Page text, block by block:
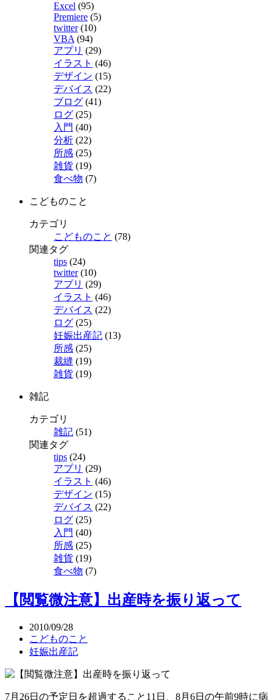
Excel (95)
Premiere (5)
twitter(10)
VBA (94)
アプリ (29)
イラスト (46)
デザイン (15)
デバイス (22)
ブログ (41)
ログ (25)
入門 (40)
分析 (22)
所感 (25)
雑貨 (19)
食べ物 (7)
こどものこと
カテゴリ
こどものこと (78)
関連タグ
tips (24)
twitter(10)
アプリ (29)
イラスト (46)
デバイス (22)
ログ (25)
妊娠出産記 (13)
所感 (25)
裁縫 (19)
雑貨 (19)
雑記
カテゴリ
雑記 (51)
関連タグ
tips (24)
アプリ (29)
イラスト (46)
デザイン (15)
デバイス (22)
ログ (25)
入門 (40)
所感 (25)
雑貨 (19)
食べ物 (7)
【閲覧微注意】出産時を振り返って
2010/09/28
こどものこと
妊娠出産記
7月26日の予定日を超過すること11日、8月6日の午前9時に病